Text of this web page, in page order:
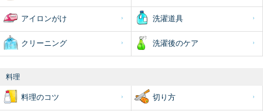
アイロンがけ 洗濯道具
クリーニング 洗濯後のケア
料理
料理のコツ 切り方